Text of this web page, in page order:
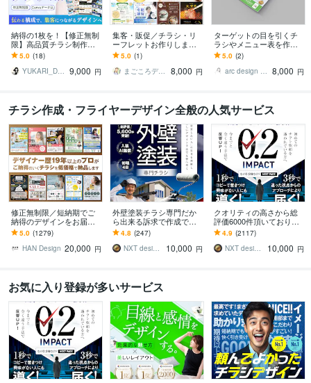
納得の1枚を！【修正無制
限】高品質チラシ制作し
ます 高品質なチラシ・フ
ライヤーを。集客に繋が
るデザイン制作！
5.0 (18)
YUKARI_Design110 9,000 円
集客・販促／チラシ・リ
ーフレットお作りします 3
名様限定価格✨残り2名！
キレイめデザイン✨
5.0 (1)
まごころデザイン
8,000 円
ターゲットの目を引くチ
ラシやメニュー表を作成
します 完全オーダーメイ
ド！細かい修正無制限!丁
寧細やかな対応が好評
5.0 (2)
arc design チヅル 8,000 円
チラシ作成・フライヤーデザイン全般の人気サービス
修正無制限／短納期でご
納得のデザインをお届け
します その他、パンフ・
ポスター・メニュー・名
刺・看板 etc.
5.0 (1279)
HAN Design 20,000 円
外壁塗装チラシ専門だか
ら出来る訴求で作成でき
ます 修正無制限！信頼感
を大切にしたポスティン
グ反響重視デザイン
4.8 (247)
NXT design 研究所
10,000 円
クオリティの高さから総
評価6000件頂いておりま
す 修正無制限！25年デザ
イナーが作る訴求方法で
チラシ反響UP!
4.9 (2117)
NXT design 研究所
10,000 円
お気に入り登録が多いサービス